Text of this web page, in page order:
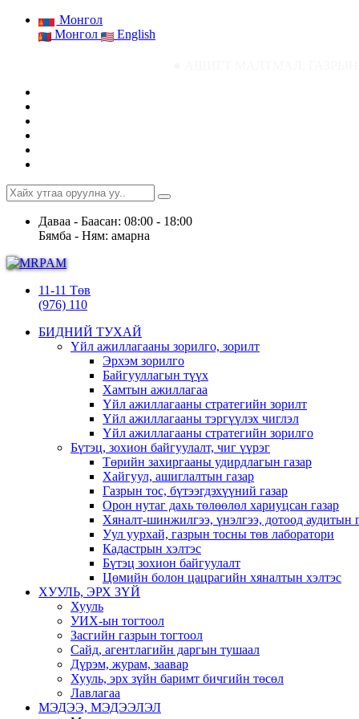
Монгол
Монгол
English
Даваа - Баасан: 08:00 - 18:00
Бямба - Ням: амарна
11-11 Төв
(976) 110
БИДНИЙ ТУХАЙ
Үйл ажиллагааны зорилго, зорилт
Эрхэм зорилго
Байгууллагын түүх
Хамтын ажиллагаа
Үйл ажиллагааны стратегийн зорилт
Үйл ажиллагааны тэргүүлэх чиглэл
Үйл ажиллагааны стратегийн зорилго
Бүтэц, зохион байгуулалт, чиг үүрэг
Төрийн захиргааны удирдлагын газар
Хайгуул, ашиглалтын газар
Газрын тос, бүтээгдэхүүний газар
Орон нутаг дахь төлөөлөл хариуцсан газар
Хяналт-шинжилгээ, үнэлгээ, дотоод аудитын
Уул уурхай, газрын тосны төв лаборатори
Кадастрын хэлтэс
Бүтэц зохион байгуулалт
Цөмийн болон цацрагийн хяналтын хэлтэс
ХУУЛЬ, ЭРХ ЗҮЙ
Хууль
УИХ-ын тогтоол
Засгийн газрын тогтоол
Сайд, агентлагийн даргын тушаал
Дүрэм, журам, заавар
Хууль, эрх зүйн баримт бичгийн төсөл
Лавлагаа
МЭДЭЭ, МЭДЭЭЛЭЛ